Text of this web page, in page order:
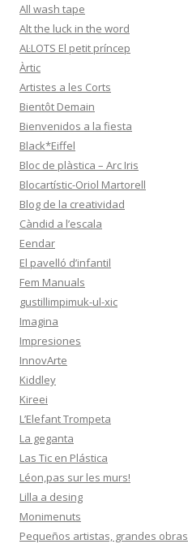
All wash tape
Alt the luck in the word
AL·LOTS El petit príncep
Àrtic
Artistes a les Corts
Bientôt Demain
Bienvenidos a la fiesta
Black*Eiffel
Bloc de plàstica – Arc Iris
Blocartístic-Oriol Martorell
Blog de la creatividad
Càndid a l’escala
Eendar
El pavelló d’infantil
Fem Manuals
gustillimpimuk-ul-xic
Imagina
Impresiones
InnovArte
Kiddley
Kireei
L’Elefant Trompeta
La geganta
Las Tic en Plástica
Léon,pas sur les murs!
Lilla a desing
Monimenuts
Pequeños artistas, grandes obras